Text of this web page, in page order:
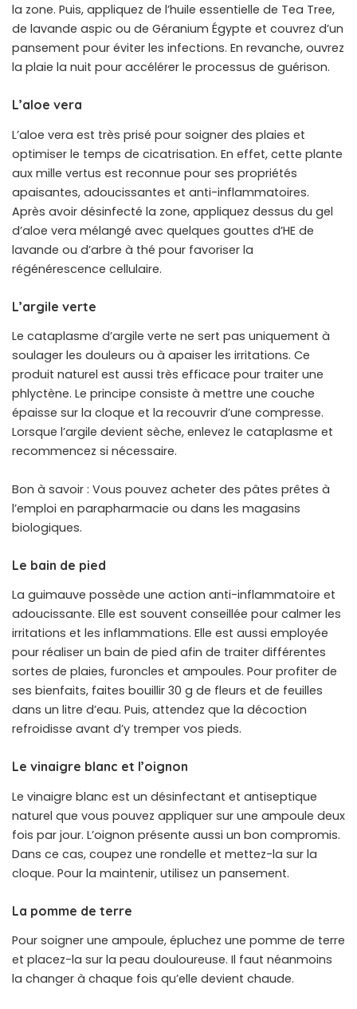
la zone. Puis, appliquez de l’huile essentielle de Tea Tree,
de lavande aspic ou de Géranium Égypte et couvrez d’un
pansement pour éviter les infections. En revanche, ouvrez
la plaie la nuit pour accélérer le processus de guérison.
L’aloe vera
L’aloe vera est très prisé pour soigner des plaies et
optimiser le temps de cicatrisation. En effet, cette plante
aux mille vertus est reconnue pour ses propriétés
apaisantes, adoucissantes et anti-inflammatoires.
Après avoir désinfecté la zone, appliquez dessus du gel
d’aloe vera mélangé avec quelques gouttes d’HE de
lavande ou d’arbre à thé pour favoriser la
régénérescence cellulaire.
L’argile verte
Le cataplasme d’argile verte ne sert pas uniquement à
soulager les douleurs ou à apaiser les irritations. Ce
produit naturel est aussi très efficace pour traiter une
phlyctène. Le principe consiste à mettre une couche
épaisse sur la cloque et la recouvrir d’une compresse.
Lorsque l’argile devient sèche, enlevez le cataplasme et
recommencez si nécessaire.
Bon à savoir : Vous pouvez acheter des pâtes prêtes à
l’emploi en parapharmacie ou dans les magasins
biologiques.
Le bain de pied
La guimauve possède une action anti-inflammatoire et
adoucissante. Elle est souvent conseillée pour calmer les
irritations et les inflammations. Elle est aussi employée
pour réaliser un bain de pied afin de traiter différentes
sortes de plaies, furoncles et ampoules. Pour profiter de
ses bienfaits, faites bouillir 30 g de fleurs et de feuilles
dans un litre d’eau. Puis, attendez que la décoction
refroidisse avant d’y tremper vos pieds.
Le vinaigre blanc et l’oignon
Le vinaigre blanc est un désinfectant et antiseptique
naturel que vous pouvez appliquer sur une ampoule deux
fois par jour. L’oignon présente aussi un bon compromis.
Dans ce cas, coupez une rondelle et mettez-la sur la
cloque. Pour la maintenir, utilisez un pansement.
La pomme de terre
Pour soigner une ampoule, épluchez une pomme de terre
et placez-la sur la peau douloureuse. Il faut néanmoins
la changer à chaque fois qu’elle devient chaude.